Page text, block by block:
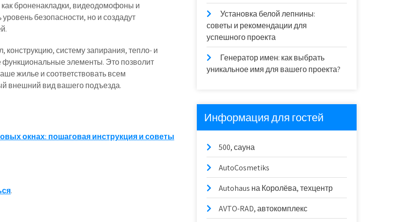
броненакладки, видеодомофоны и
безопасности, но и создадут
систему запирания, тепло- и
элементы. Это позволит
жилье и соответствовать всем
внешний вид вашего подъезда.
окнах: пошаговая инструкция и советы
.
Установка белой лепнины:
советы и рекомендации для
успешного проекта
Генератор имен: как выбрать
уникальное имя для вашего проекта?
Информация для гостей
500, сауна
AutoCosmetiks
Autohaus на Королёва, техцентр
AVTO-RAD, автокомплекс